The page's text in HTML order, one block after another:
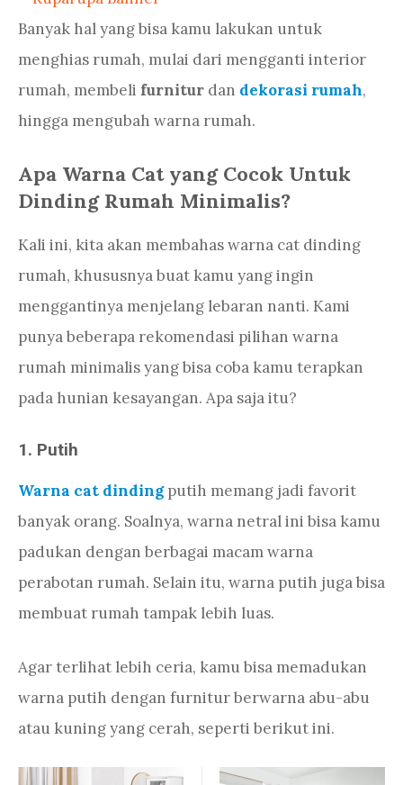
Banyak hal yang bisa kamu lakukan untuk
menghias rumah, mulai dari mengganti interior
rumah, membeli furnitur dan dekorasi rumah,
hingga mengubah warna rumah.
Apa Warna Cat yang Cocok Untuk
Dinding Rumah Minimalis?
Kali ini, kita akan membahas warna cat dinding
rumah, khususnya buat kamu yang ingin
menggantinya menjelang lebaran nanti. Kami
punya beberapa rekomendasi pilihan warna
rumah minimalis yang bisa coba kamu terapkan
pada hunian kesayangan. Apa saja itu?
1. Putih
Warna cat dindingputih memang jadi favorit
banyak orang. Soalnya, warna netral ini bisa kamu
padukan dengan berbagai macam warna
perabotan rumah. Selain itu, warna putih juga bisa
membuat rumah tampak lebih luas.
Agar terlihat lebih ceria, kamu bisa memadukan
warna putih dengan furnitur berwarna abu-abu
atau kuning yang cerah, seperti berikut ini.